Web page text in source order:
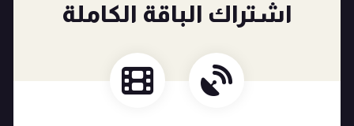
اشتراك الباقة الكاملة